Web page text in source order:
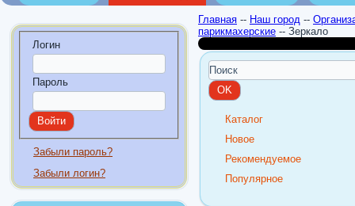
Логин
Пароль
Забыли пароль?
Забыли логин?
Главная -- Наш город --
парикмахерские -- Зеркало
Каталог
Новое
Рекомендуемое
Популярное